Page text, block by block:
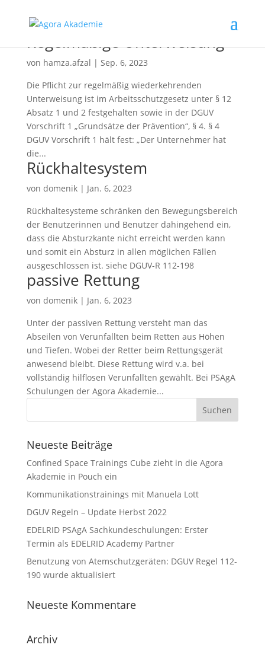
Regelmäßige Unterweisung
von hamza.afzal | Sep. 6, 2023
Die Pflicht zur regelmäßig wiederkehrenden
Unterweisung ist im Arbeitsschutzgesetz unter § 12
Absatz 1 und 2 festgehalten sowie in der DGUV
Vorschrift 1 „Grundsätze der Prävention“, § 4. § 4
DGUV Vorschrift 1 hält fest: „Der Unternehmer hat
die...
Rückhaltesystem
von domenik| Jan. 6, 2023
Rückhaltesysteme schränken den Bewegungsbereich
der Benutzerinnen und Benutzer dahingehend ein,
dass die Absturzkante nicht erreicht werden kann
und somit ein Absturz in allen möglichen Fällen
ausgeschlossen ist. siehe DGUV-R 112-198
passive Rettung
von domenik| Jan. 6, 2023
Unter der passiven Rettung versteht man das
Abseilen von Verunfallten beim Retten aus Höhen
und Tiefen. Wobei der Retter beim Rettungsgerät
anwesend bleibt. Diese Rettung wird v.a. bei
vollständig hilflosen Verunfallten gewählt. Bei PSAgA
Schulungen der Agora Akademie...
Neueste Beiträge
Confined Space Trainings Cube zieht in die Agora
Akademie in Pouch ein
Kommunikationstrainings mit Manuela Lott
DGUV Regeln – Update Herbst 2022
EDELRID PSAgA Sachkundeschulungen: Erster
Termin als EDELRID Academy Partner
Benutzung von Atemschutzgeräten: DGUV Regel 112-
190 wurde aktualisiert
Neueste Kommentare
Archiv